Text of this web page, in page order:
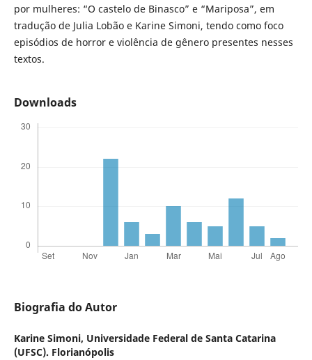
por mulheres: “O castelo de Binasco” e “Mariposa”, em
tradução de Julia Lobão e Karine Simoni, tendo como foco
episódios de horror e violência de gênero presentes nesses
textos.
Downloads
Biografia do Autor
Karine Simoni, Universidade Federal de Santa Catarina
(UFSC). Florianópolis